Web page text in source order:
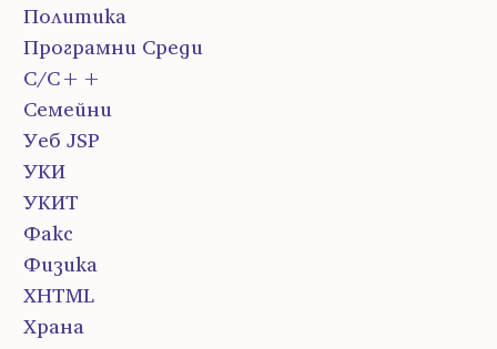
Политика
Програмни Среди
С/С++
Семейни
Уеб JSP
УКИ
УКИТ
Факс
Физика
ХHTML
Храна